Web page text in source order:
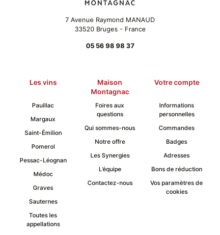
page
produit
7 Avenue Raymond MANAUD
33520 Bruges - France
05 56 98 98 37
Les vins
Maison
Montagnac
Votre compte
Pauillac
Margaux
Saint-Émilion
Pomerol
Pessac-Léognan
Médoc
Graves
Sauternes
Toutes les
appellations
Foires aux
questions
Qui sommes-nous
Notre offre
Les Synergies
L’équipe
Contactez-nous
Informations
personnelles
Commandes
Badges
Adresses
Bons de réduction
Vos paramètres de
cookies